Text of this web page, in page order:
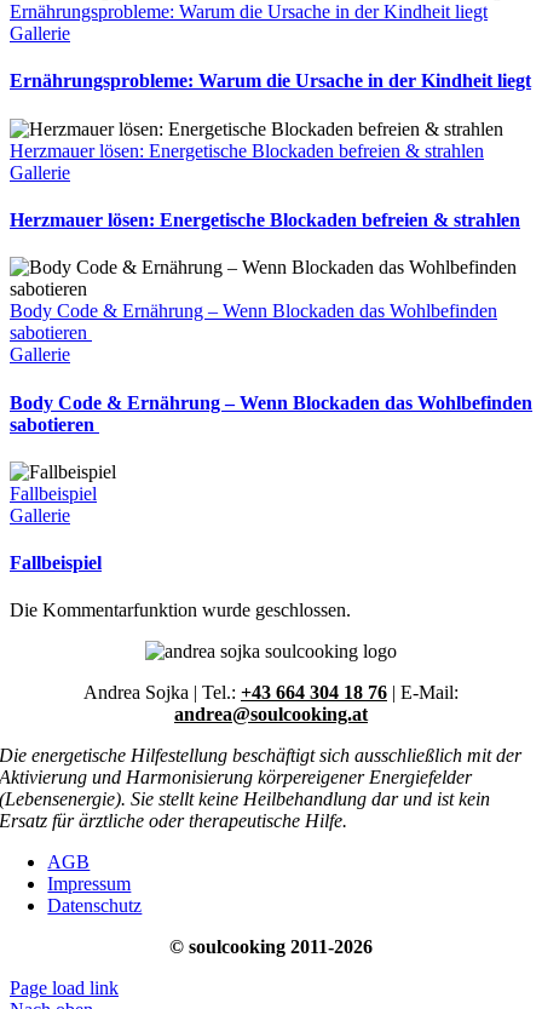
Ernährungsprobleme: Warum die Ursache in der Kindheit liegt
Gallerie
Ernährungsprobleme: Warum die Ursache in der Kindheit liegt
Herzmauer lösen: Energetische Blockaden befreien & strahlen
Gallerie
Herzmauer lösen: Energetische Blockaden befreien & strahlen
Body Code & Ernährung – Wenn Blockaden das Wohlbefinden
sabotieren
Gallerie
Body Code & Ernährung – Wenn Blockaden das Wohlbefinden
sabotieren
Fallbeispiel
Gallerie
Fallbeispiel
Die Kommentarfunktion wurde geschlossen.
Andrea Sojka | Tel.: +43 664 304 18 76 | E-Mail:
andrea@soulcooking.at
Die energetische Hilfestellung beschäftigt sich ausschließlich mit der
Aktivierung und Harmonisierung körpereigener Energiefelder
(Lebensenergie). Sie stellt keine Heilbehandlung dar und ist kein
Ersatz für ärztliche oder therapeutische Hilfe.
AGB
Impressum
Datenschutz
© soulcooking 2011-2026
Page load link